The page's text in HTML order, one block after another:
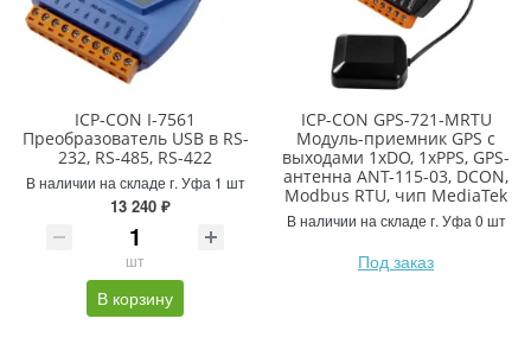
ICP-CON I-7561
Преобразователь USB в RS-
232, RS-485, RS-422
В наличии на складе г. Уфа 1 шт
13 240 ₽
шт
В корзину
ICP-CON GPS-721-MRTU
Модуль-приемник GPS с
выходами 1xDO, 1xPPS, GPS-
антенна ANT-115-03, DCON,
Modbus RTU, чип MediaTek
В наличии на складе г. Уфа 0 шт
Под заказ